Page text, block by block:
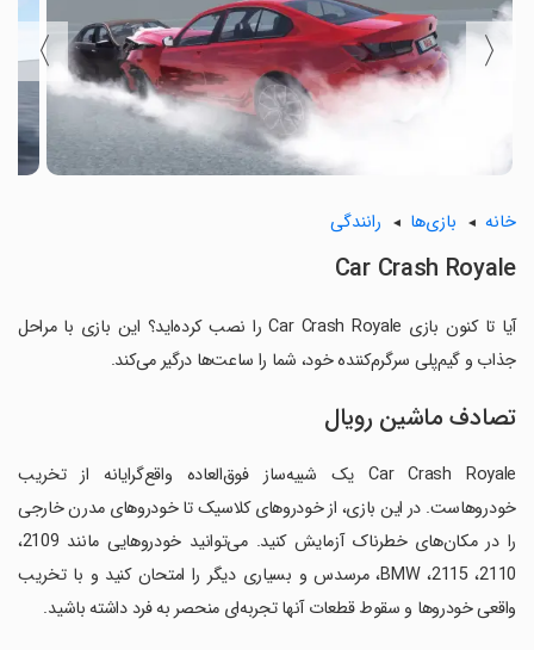
〈
〉
خانه بازی‌ها رانندگی
Car Crash Royale
آیا تا کنون بازی Car Crash Royale را نصب کرده‌اید؟ این بازی با مراحل
جذاب و گیم‌پلی سرگرم‌کننده خود، شما را ساعت‌ها درگیر می‌کند.
تصادف ماشین رویال
Car Crash Royale یک شبیه‌ساز فوق‌العاده واقع‌گرایانه از تخریب
خودروهاست. در این بازی، از خودروهای کلاسیک تا خودروهای مدرن خارجی
را در مکان‌های خطرناک آزمایش کنید. می‌توانید خودروهایی مانند 2109،
2110، 2115، BMW، مرسدس و بسیاری دیگر را امتحان کنید و با تخریب
واقعی خودروها و سقوط قطعات آنها تجربه‌ای منحصر به فرد داشته باشید.